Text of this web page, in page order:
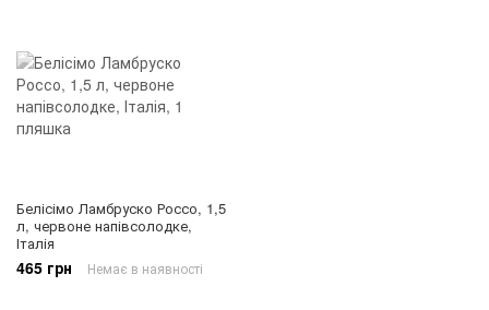
Белісімо Ламбруско Россо, 1,5
л, червоне напівсолодке,
Італія
465 грн Немає в наявності